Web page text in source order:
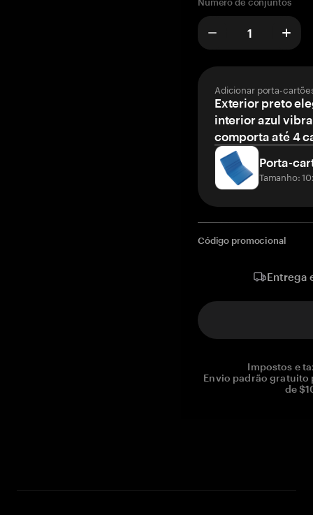
Adicionar porta-
Exterior preto
interior azul
comporta até 4
Porta-
Tamanho:
Código promocional
Entrega
Impostos e
Envio padrão gratuito
de